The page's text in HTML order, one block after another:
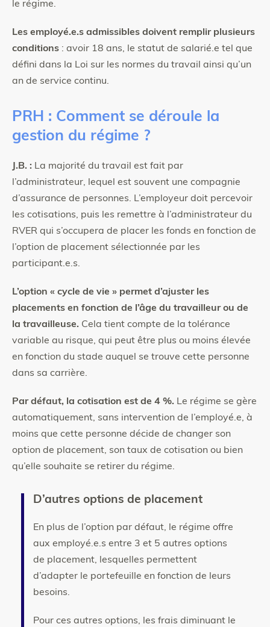
le régime.
Les employé.e.s admissibles doivent remplir plusieurs
conditions : avoir 18 ans, le statut de salarié.e tel que
défini dans la Loi sur les normes du travail ainsi qu’un
an de service continu.
PRH : Comment se déroule la
gestion du régime ?
J.B. : La majorité du travail est fait par
l’administrateur, lequel est souvent une compagnie
d’assurance de personnes. L’employeur doit percevoir
les cotisations, puis les remettre à l’administrateur du
RVER qui s’occupera de placer les fonds en fonction de
l’option de placement sélectionnée par les
participant.e.s.
L’option « cycle de vie » permet d’ajuster les
placements en fonction de l’âge du travailleur ou de
la travailleuse. Cela tient compte de la tolérance
variable au risque, qui peut être plus ou moins élevée
en fonction du stade auquel se trouve cette personne
dans sa carrière.
Par défaut, la cotisation est de 4 %. Le régime se gère
automatiquement, sans intervention de l’employé.e, à
moins que cette personne décide de changer son
option de placement, son taux de cotisation ou bien
qu’elle souhaite se retirer du régime.
D’autres options de placement
En plus de l’option par défaut, le régime offre
aux employé.e.s entre 3 et 5 autres options
de placement, lesquelles permettent
d’adapter le portefeuille en fonction de leurs
besoins.
Pour ces autres options, les frais diminuant le